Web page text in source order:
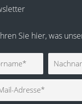
Sie hier, was
Nachname